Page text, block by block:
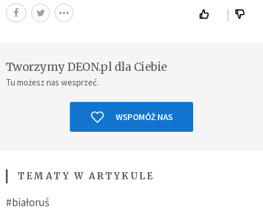
Tworzymy DEON.pl dla Ciebie
Tu możesz nas wesprzeć.
WSPOMÓŻ NAS
TEMATY W ARTYKULE
#białoruś